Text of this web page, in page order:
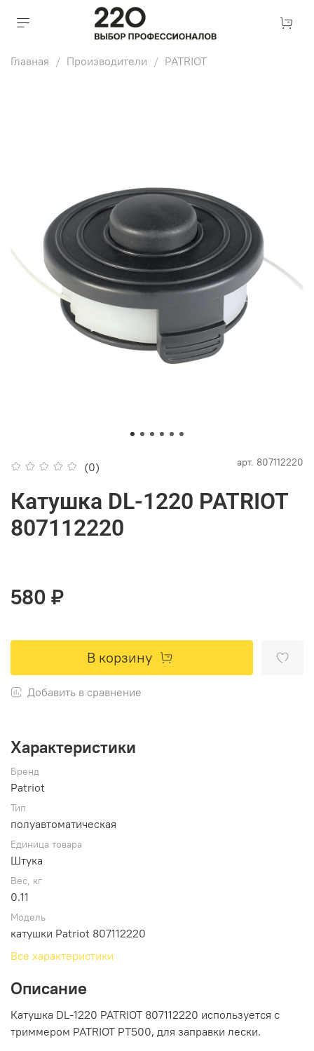
Главная Производители PATRIOT
(0) арт. 807112220
Катушка DL-1220 PATRIOT
807112220
580 ₽
В корзину
Добавить в сравнение
Характеристики
Бренд
Patriot
Тип
полуавтоматическая
Единица товара
Штука
Вес, кг
0.11
Модель
катушки Patriot 807112220
Все характеристики
Описание
Катушка DL-1220 PATRIOT 807112220 используется с
триммером PATRIOT PT500, для заправки лески.